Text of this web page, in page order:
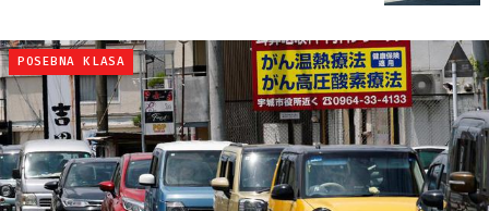
POSEBNA KLASA